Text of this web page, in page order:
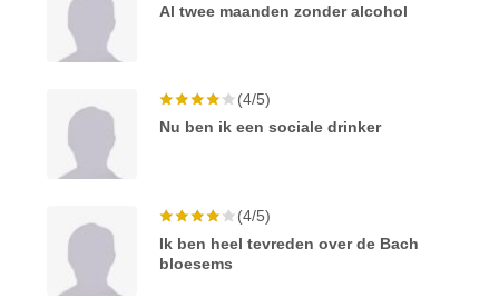
Al twee maanden zonder alcohol
(4/5)
Nu ben ik een sociale drinker
(4/5)
Ik ben heel tevreden over de Bach
bloesems